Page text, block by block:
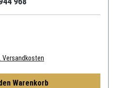
Versandkosten
Warenkorb